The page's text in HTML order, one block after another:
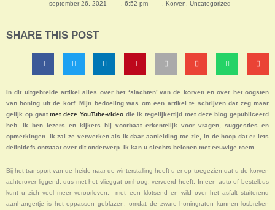
september 26, 2021 6:52 pm Korven Uncategorized
SHARE THIS POST
In dit uitgebreide artikel alles over het ‘slachten’ van de korven en over het oogsten
van honing uit de korf. Mijn bedoeling was om een artikel te schrijven dat zeg maar
gelijk op gaatmet deze YouTube-videodie ik tegelijkertijd met deze blog gepubliceerd
heb. Ik ben lezers en kijkers bij voorbaat erkentelijk voor vragen, suggesties en
opmerkingen. Ik zal ze verwerken als ik daar aanleiding toe zie, in de hoop dat er iets
definitiefs ontstaat over dit onderwerp. Ik kan u slechts belonen met eeuwige roem.
Bij het transport van de heide naar de winterstalling heeft u er op toegezien dat u de korven
achterover liggend, dus met het vlieggat omhoog, vervoerd heeft. In een auto of bestelbus
kunt u zich veel meer veroorloven; met een klotsend en wild over het asfalt stuiterend
aanhangertje is het oppassen geblazen, omdat de zware honingraten kunnen losbreken